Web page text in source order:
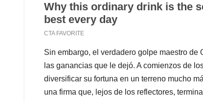
Sin embargo, el verdadero golpe maestro de
las ganancias que le dejó. A comienzos de
diversificar su fortuna en un terreno mucho
una firma que, lejos de los reflectores,